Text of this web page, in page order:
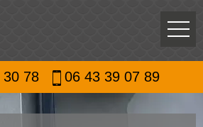
30 78 06 43 39 07 89